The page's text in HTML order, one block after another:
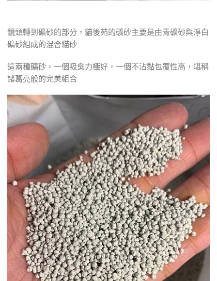
鏡頭轉到礦砂的部分，貓後苑的礦砂主要是由青礦砂與淨白
礦砂組成的混合貓砂
這兩種礦砂，一個吸臭力極好，一個不沾黏包覆性高，堪稱
諸葛亮般的完美組合